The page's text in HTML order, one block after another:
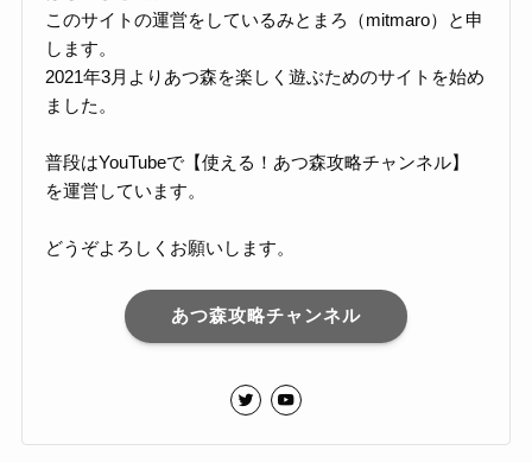
このサイトの運営をしているみとまろ（mitmaro）と申
します。
2021年3月よりあつ森を楽しく遊ぶためのサイトを始め
ました。
普段はYouTubeで【使える！あつ森攻略チャンネル】
を運営しています。
どうぞよろしくお願いします。
あつ森攻略チャンネル